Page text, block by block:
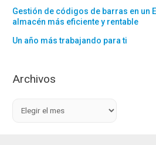
Gestión de códigos de barras en un
almacén más eficiente y rentable
Un año más trabajando para ti
Archivos